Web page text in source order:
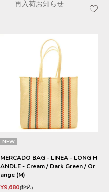
再入荷お知らせ
NEW
MERCADO BAG - LINEA - LONG H
ANDLE - Cream / Dark Green / Or
ange (M)
¥9,680 税込